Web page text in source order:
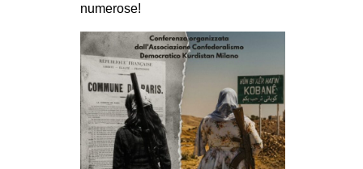
MIGRAZIONI
PRECARIATO
REPRESSIONE
STUDENTI
CULTURE
numerose!